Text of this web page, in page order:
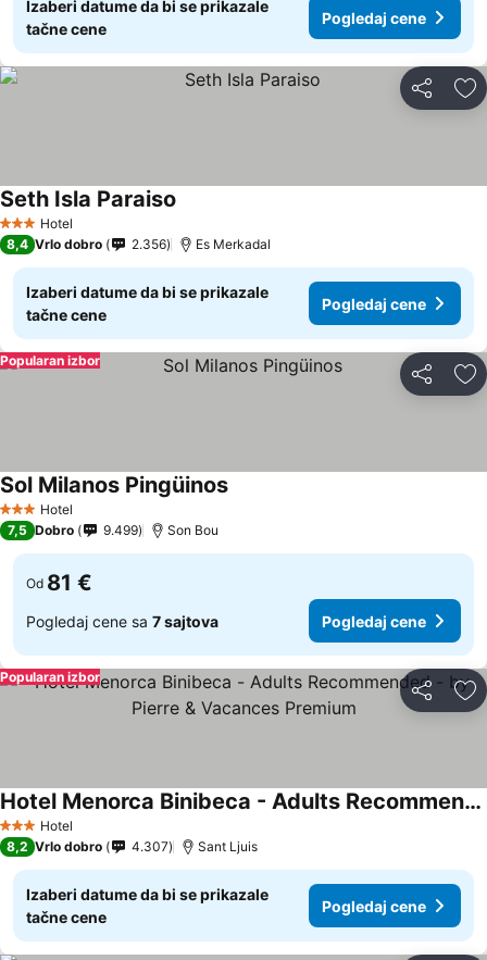
Izaberi datume da bi se prikazale
tačne cene
Pogledaj cene
Deli
3 Zvezdice
Hotel
Seth Isla Paraiso
8,4 Vrlo dobro 2.356 Es Merkadal
Izaberi datume da bi se prikazale
tačne cene
Pogledaj cene
Deli
Popularan izbor
3 Zvezdice
Hotel
Sol Milanos Pingüinos
7,5 Dobro 9.499 Son Bou
Od 81 €
Pogledaj cene sa 7 sajtova Pogledaj cene
Deli
Popularan izbor
3 Zvezdice
Hotel
Hotel Menorca Binibeca - Adults Recommended - by Pierre & Vacances Premium
8,2 Vrlo dobro 4.307 Sant Ljuis
Izaberi datume da bi se prikazale
tačne cene
Pogledaj cene